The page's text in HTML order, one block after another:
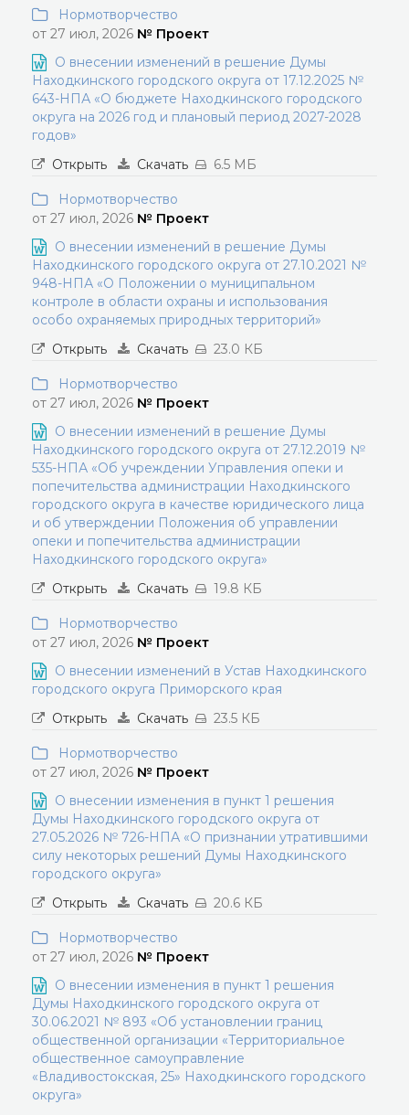
Нормотворчество
от 27 июл, 2026 № Проект
О внесении изменений в решение Думы
Находкинского городского округа от 17.12.2025 №
643-НПА «О бюджете Находкинского городского
округа на 2026 год и плановый период 2027-2028
годов»
Открыть
Скачать 6.5 МБ
Нормотворчество
от 27 июл, 2026 № Проект
О внесении изменений в решение Думы
Находкинского городского округа от 27.10.2021 №
948-НПА «О Положении о муниципальном
контроле в области охраны и использования
особо охраняемых природных территорий»
Открыть
Скачать 23.0 КБ
Нормотворчество
от 27 июл, 2026 № Проект
О внесении изменений в решение Думы
Находкинского городского округа от 27.12.2019 №
535-НПА «Об учреждении Управления опеки и
попечительства администрации Находкинского
городского округа в качестве юридического лица
и об утверждении Положения об управлении
опеки и попечительства администрации
Находкинского городского округа»
Открыть
Скачать 19.8 КБ
Нормотворчество
от 27 июл, 2026 № Проект
О внесении изменений в Устав Находкинского
городского округа Приморского края
Открыть
Скачать 23.5 КБ
Нормотворчество
от 27 июл, 2026 № Проект
О внесении изменения в пункт 1 решения
Думы Находкинского городского округа от
27.05.2026 № 726-НПА «О признании утратившими
силу некоторых решений Думы Находкинского
городского округа»
Открыть
Скачать 20.6 КБ
Нормотворчество
от 27 июл, 2026 № Проект
О внесении изменения в пункт 1 решения
Думы Находкинского городского округа от
30.06.2021 № 893 «Об установлении границ
общественной организации «Территориальное
общественное самоуправление
«Владивостокская, 25» Находкинского городского
округа»